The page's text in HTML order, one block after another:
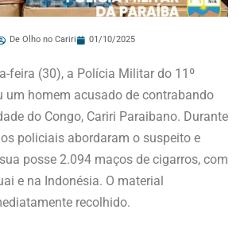
De Olho no Cariri 01/10/2025
feira (30), a Polícia Militar do 11º
um homem acusado de contrabando
do Congo, Cariri Paraibano. Durante
policiais abordaram o suspeito e
posse 2.094 maços de cigarros, com
e na Indonésia. O material
recolhido.